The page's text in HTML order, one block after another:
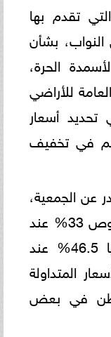
تقدم بها
بشأن
الحرة،
للأراضي
أسعار
في تخفيف
عن الجمعية،
تم تحديد سعر طن نترات مخصوص 33% عند
22,500 جنيه، وسعر طن يوريا 46.5% عند
المتداولة
للطن في بعض